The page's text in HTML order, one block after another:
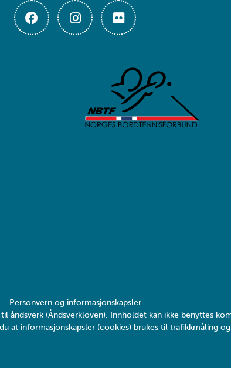
Personvern og informasjonskapsler
(Åndsverkloven). Innholdet kan ikke benyttes
at informasjonskapsler (cookies) brukes til trafikkmåling